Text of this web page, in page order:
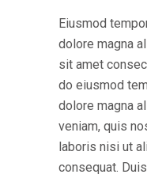
Eiusmod
dolore magna
sit amet
do eiusmod
dolore magna
veniam, quis
laboris nisi ut
consequat.